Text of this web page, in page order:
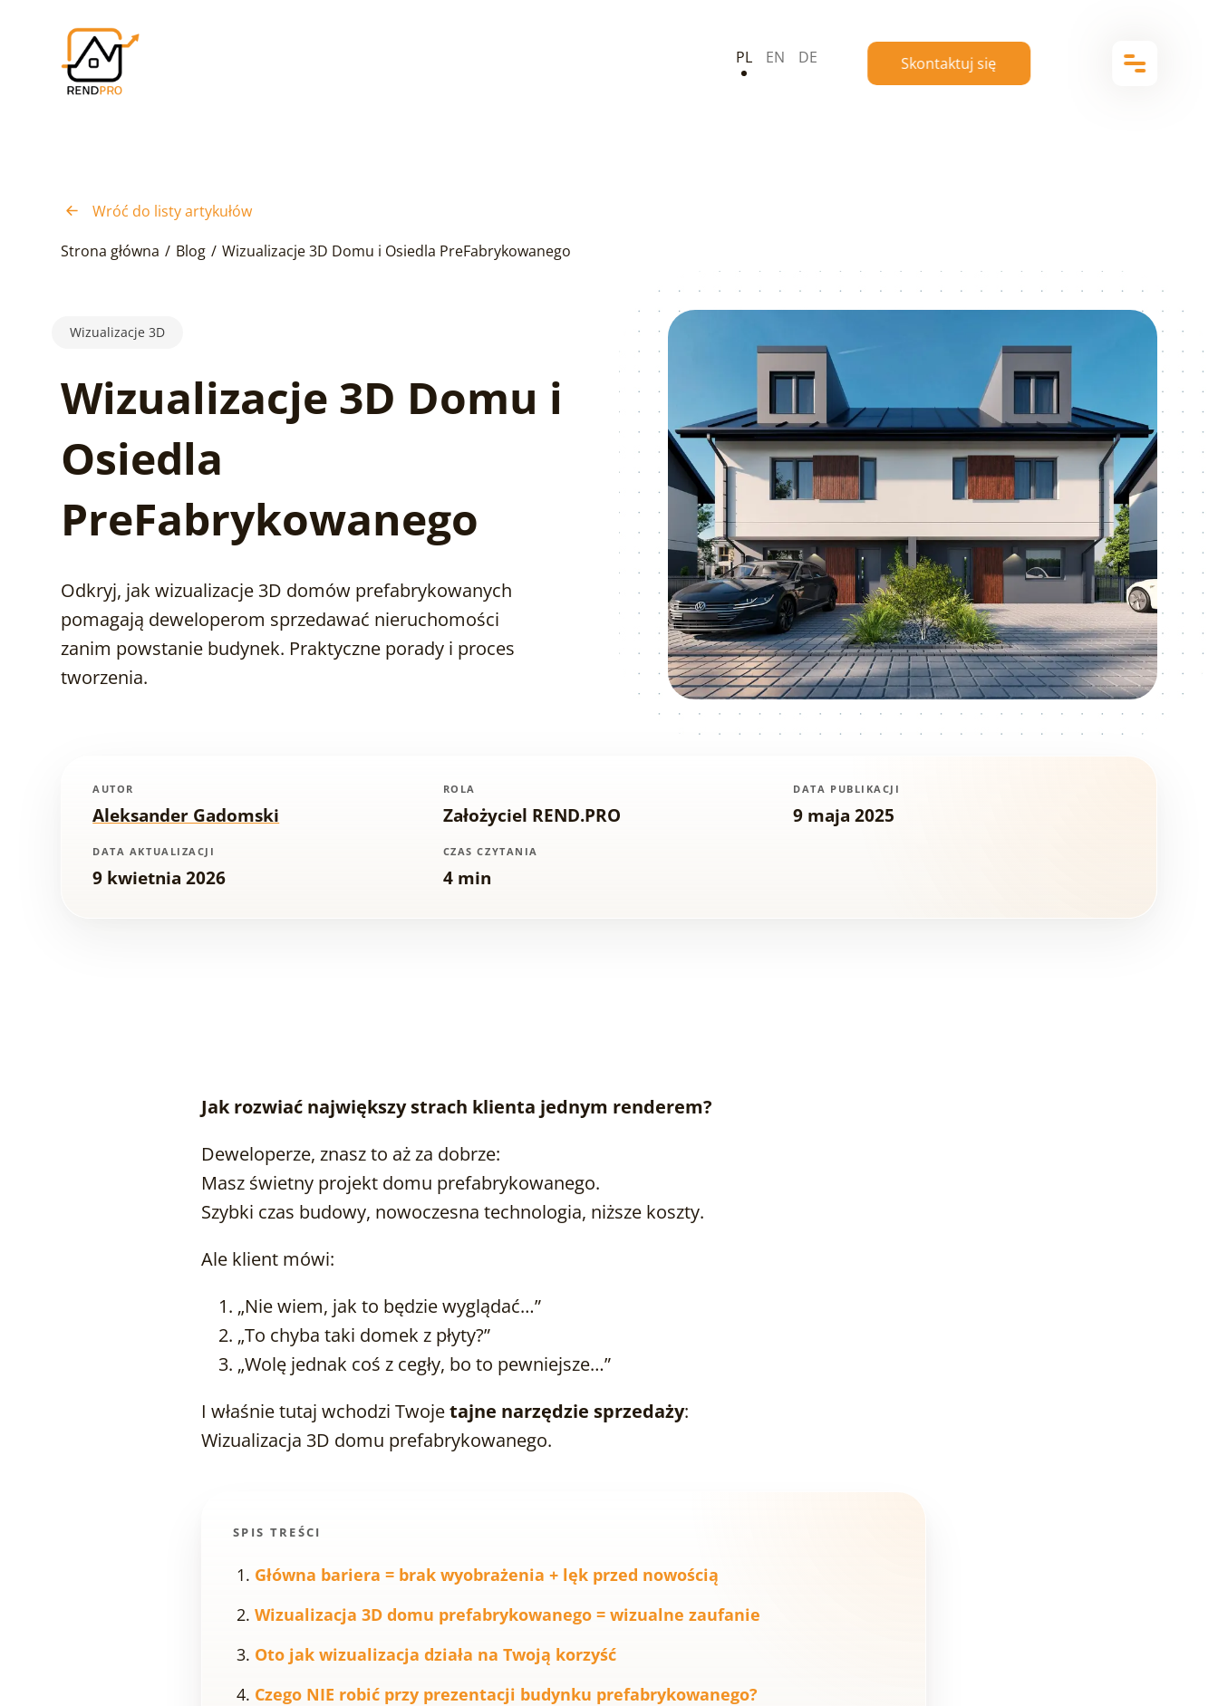
PL EN DE Skontaktuj się
Wróć do listy artykułów
Strona główna / Blog / Wizualizacje 3D Domu i Osiedla PreFabrykowanego
Wizualizacje 3D
Wizualizacje 3D Domu i
Osiedla
PreFabrykowanego
Odkryj, jak wizualizacje 3D domów prefabrykowanych
pomagają deweloperom sprzedawać nieruchomości
zanim powstanie budynek. Praktyczne porady i proces
tworzenia.
AUTOR
Aleksander Gadomski
ROLA
Założyciel REND.PRO
DATA PUBLIKACJI
9 maja 2025
DATA AKTUALIZACJI
9 kwietnia 2026
CZAS CZYTANIA
4 min
Jak rozwiać największy strach klienta jednym renderem?
Deweloperze, znasz to aż za dobrze:
Masz świetny projekt domu prefabrykowanego.
Szybki czas budowy, nowoczesna technologia, niższe koszty.
Ale klient mówi:
„Nie wiem, jak to będzie wyglądać…”
„To chyba taki domek z płyty?”
„Wolę jednak coś z cegły, bo to pewniejsze…”
I właśnie tutaj wchodzi Twojetajne narzędzie sprzedaży:
Wizualizacja 3D domu prefabrykowanego.
SPIS TREŚCI
Główna bariera = brak wyobrażenia + lęk przed nowością
Wizualizacja 3D domu prefabrykowanego = wizualne zaufanie
Oto jak wizualizacja działa na Twoją korzyść
Czego NIE robić przy prezentacji budynku prefabrykowanego?